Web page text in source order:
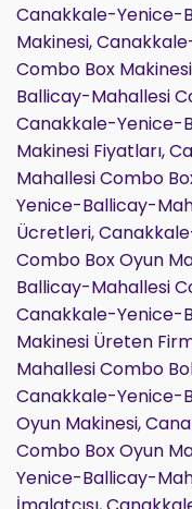
Canakkale-Yenice-
Makinesi,
Combo Box
Ballicay-Mahallesi
Canakkale-Yenice-
Makinesi Fiyatları,
Mahallesi Combo
Yenice-Ballicay-
Ücretleri,
Combo Box Oyun
Ballicay-Mahallesi
Canakkale-Yenice-
Makinesi Üreten
Mahallesi Combo
Canakkale-Yenice-
Oyun Makinesi,
Combo Box Oyun
Yenice-Ballicay-